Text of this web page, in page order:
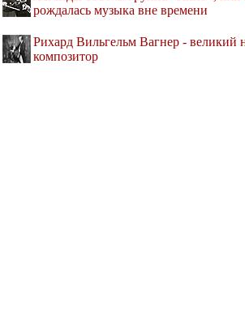
рождалась музыка вне времени
Рихард Вильгельм Вагнер - великий
композитор